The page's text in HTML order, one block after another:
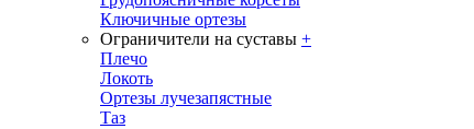
Ключичные ортезы
Ограничители на суставы +
Плечо
Локоть
Ортезы лучезапястные
Таз